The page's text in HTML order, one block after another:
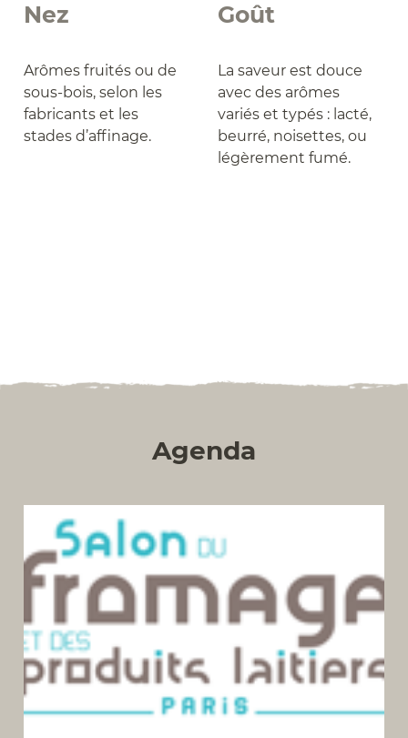
Nez
Arômes fruités ou de
sous-bois, selon les
fabricants et les
stades d’affinage.
Goût
La saveur est douce
avec des arômes
variés et typés : lacté,
beurré, noisettes, ou
légèrement fumé.
Agenda